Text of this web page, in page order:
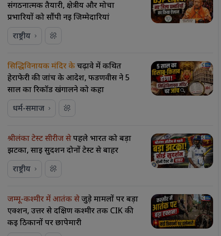
संगठनात्मक तैयारी, क्षेत्रीय और मोर्चा
प्रभारियों को सौंपी नई जिम्मेदारियां
राष्ट्रीय
सिद्धिविनायक मंदिर केचढ़ावे में कथित
हेराफेरी की जांच के आदेश, फडणवीस ने 5
साल का रिकॉर्ड खंगालने को कहा
धर्म-समाज
श्रीलंका टेस्ट सीरीज सेपहले भारत को बड़ा
झटका, साई सुदर्शन दोनों टेस्ट से बाहर
राष्ट्रीय
जम्मू-कश्मीर में आतंक सेजुड़े मामलों पर बड़ा
एक्शन, उत्तर से दक्षिण कश्मीर तक CIK की
कई ठिकानों पर छापेमारी